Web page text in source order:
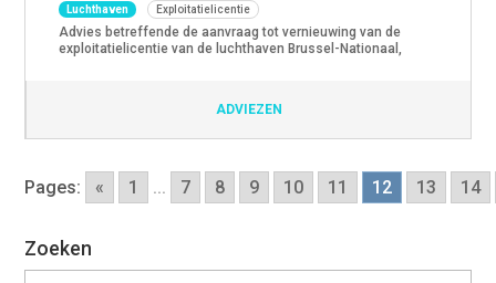
Luchthaven Exploitatielicentie
Advies betreffende de aanvraag tot vernieuwing van de
exploitatielicentie van de luchthaven Brussel-Nationaal,
ADVIEZEN
Pages: « 1 ... 7 8 9 10 11 12 13 14
Zoeken